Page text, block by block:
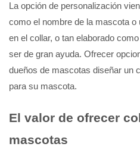
La opción de personalización
como el nombre de la mascota o
en el collar, o tan elaborado
ser de gran ayuda. Ofrecer
dueños de mascotas diseñar un
para su mascota.
El valor de ofrecer
mascotas